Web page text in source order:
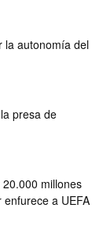
la autonomía del
presa de
millones
a UEFA